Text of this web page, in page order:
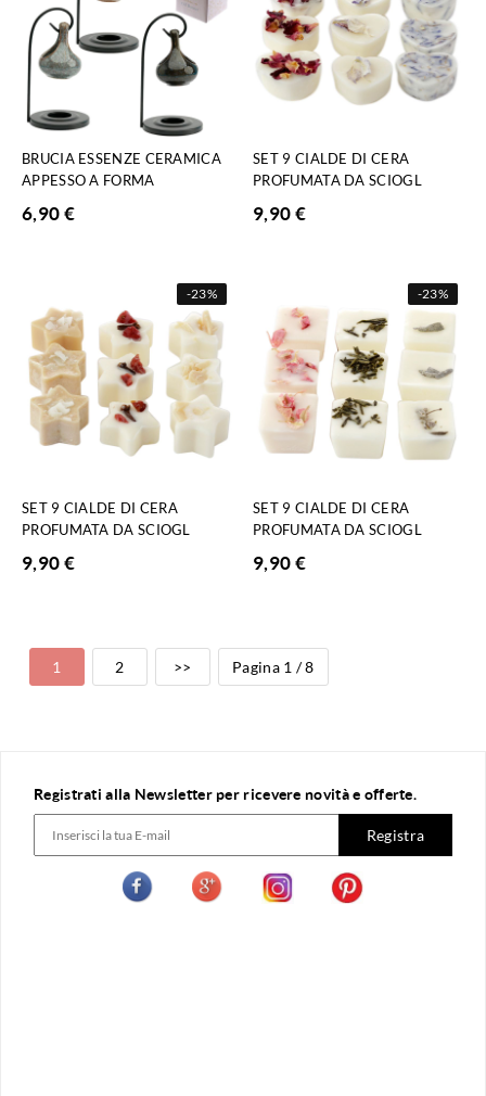
BRUCIA ESSENZE CERAMICA
APPESSO A FORMA
6,90€
SET 9 CIALDE DI CERA
PROFUMATA DA SCIOGL
9,90€
-23%
SET 9 CIALDE DI CERA
PROFUMATA DA SCIOGL
9,90€
-23%
SET 9 CIALDE DI CERA
PROFUMATA DA SCIOGL
9,90€
1 2 >> Pagina 1 / 8
Registrati alla Newsletter per ricevere novità e offerte.
Registra